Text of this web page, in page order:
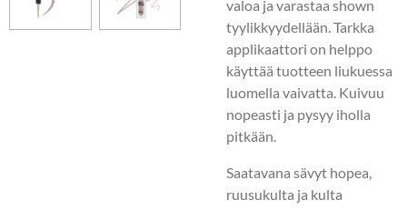
valoa ja varastaa shown
tyylikkyydellään. Tarkka
applikaattori on helppo
käyttää tuotteen liukuessa
luomella vaivatta. Kuivuu
nopeasti ja pysyy iholla
pitkään.
Saatavana sävyt hopea,
ruusukulta ja kulta